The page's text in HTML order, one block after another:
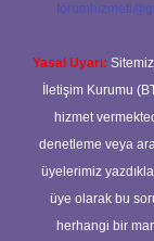
Yasal Uyarı:
İletişim Kurumu
hizmet
denetleme veya
üyelerimiz
üye olarak bu
herhangi bir